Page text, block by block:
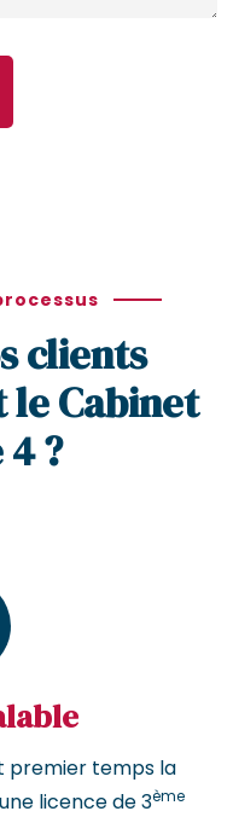
clients
Cabinet
?
premier temps la
licence de 3ème